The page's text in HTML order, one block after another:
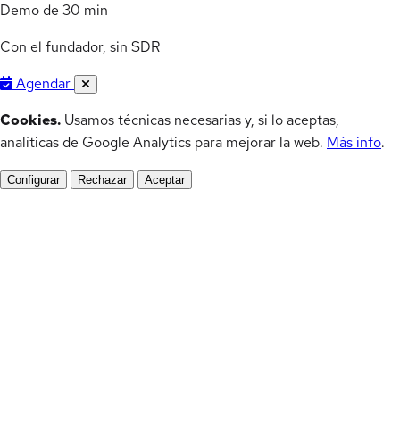
Demo de 30 min
Con el fundador, sin SDR
Agendar
Cookies. Usamos técnicas necesarias y, si lo aceptas,
analíticas de Google Analytics para mejorar la web. Más info.
Configurar Rechazar Aceptar